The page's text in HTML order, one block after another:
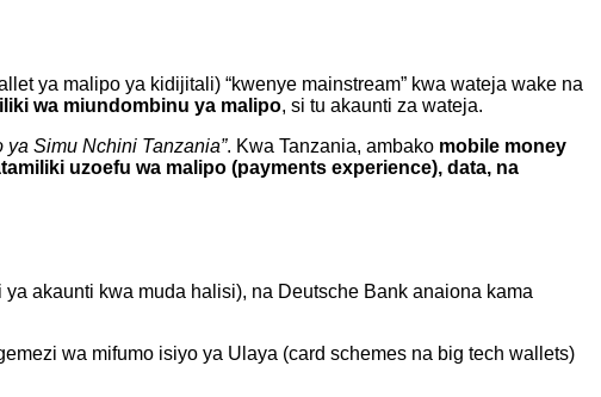
ya malipo ya kidijitali) “kwenye mainstream” kwa wateja wake na
wa miundombinu ya malipo, si tu akaunti za wateja.
Simu Nchini Tanzania”. Kwa Tanzania, ambako mobile money
uzoefu wa malipo (payments experience), data, na
akaunti kwa muda halisi), na Deutsche Bank anaiona kama
wa mifumo isiyo ya Ulaya (card schemes na big tech wallets)